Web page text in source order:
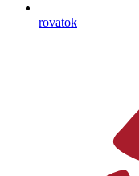
rovatok